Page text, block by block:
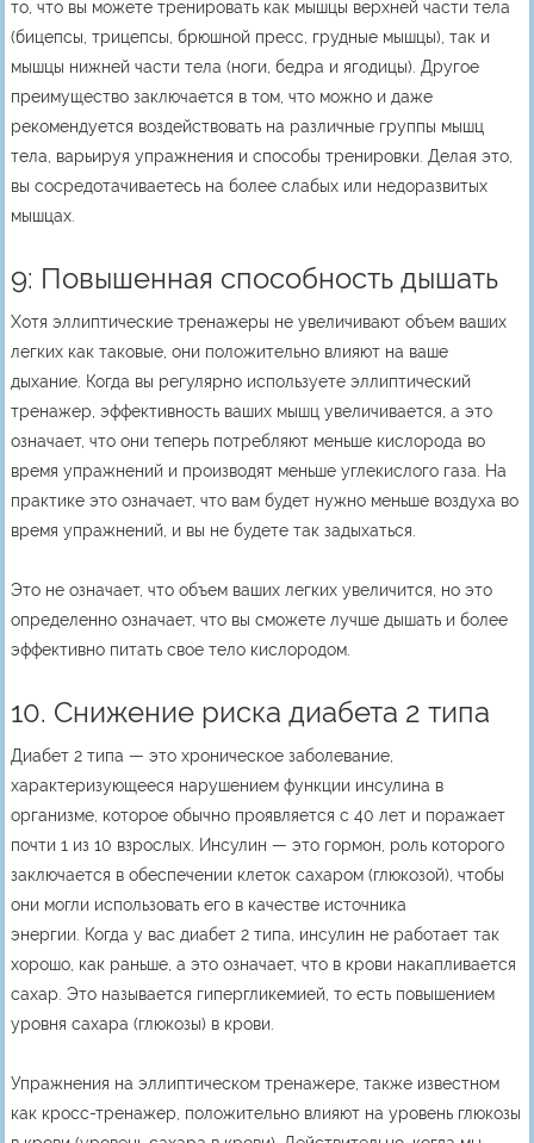
то, что вы можете тренировать как мышцы верхней части тела
(бицепсы, трицепсы, брюшной пресс, грудные мышцы), так и
мышцы нижней части тела (ноги, бедра и ягодицы). Другое
преимущество заключается в том, что можно и даже
рекомендуется воздействовать на различные группы мышц
тела, варьируя упражнения и способы тренировки. Делая это,
вы сосредотачиваетесь на более слабых или недоразвитых
мышцах.
9: Повышенная способность дышать
Хотя эллиптические тренажеры не увеличивают объем ваших
легких как таковые, они положительно влияют на ваше
дыхание. Когда вы регулярно используете эллиптический
тренажер, эффективность ваших мышц увеличивается, а это
означает, что они теперь потребляют меньше кислорода во
время упражнений и производят меньше углекислого газа. На
практике это означает, что вам будет нужно меньше воздуха во
время упражнений, и вы не будете так задыхаться.
Это не означает, что объем ваших легких увеличится, но это
определенно означает, что вы сможете лучше дышать и более
эффективно питать свое тело кислородом.
10. Снижение риска диабета 2 типа
Диабет 2 типа — это хроническое заболевание,
характеризующееся нарушением функции инсулина в
организме, которое обычно проявляется с 40 лет и поражает
почти 1 из 10 взрослых. Инсулин — это гормон, роль которого
заключается в обеспечении клеток сахаром (глюкозой), чтобы
они могли использовать его в качестве источника
энергии. Когда у вас диабет 2 типа, инсулин не работает так
хорошо, как раньше, а это означает, что в крови накапливается
сахар. Это называется гипергликемией, то есть повышением
уровня сахара (глюкозы) в крови.
Упражнения на эллиптическом тренажере, также известном
как кросс-тренажер, положительно влияют на уровень глюкозы